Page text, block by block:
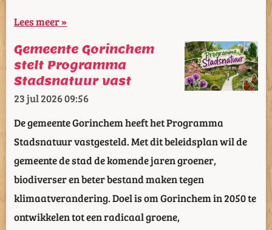
Lees meer »
Gemeente Gorinchem
stelt Programma
Stadsnatuur vast
23 jul 202609:56
De gemeente Gorinchem heeft het Programma
Stadsnatuur vastgesteld. Met dit beleidsplan wil de
gemeente de stad de komende jaren groener,
biodiverser en beter bestand maken tegen
klimaatverandering. Doel is om Gorinchem in 2050 te
ontwikkelen tot een radicaal groene,